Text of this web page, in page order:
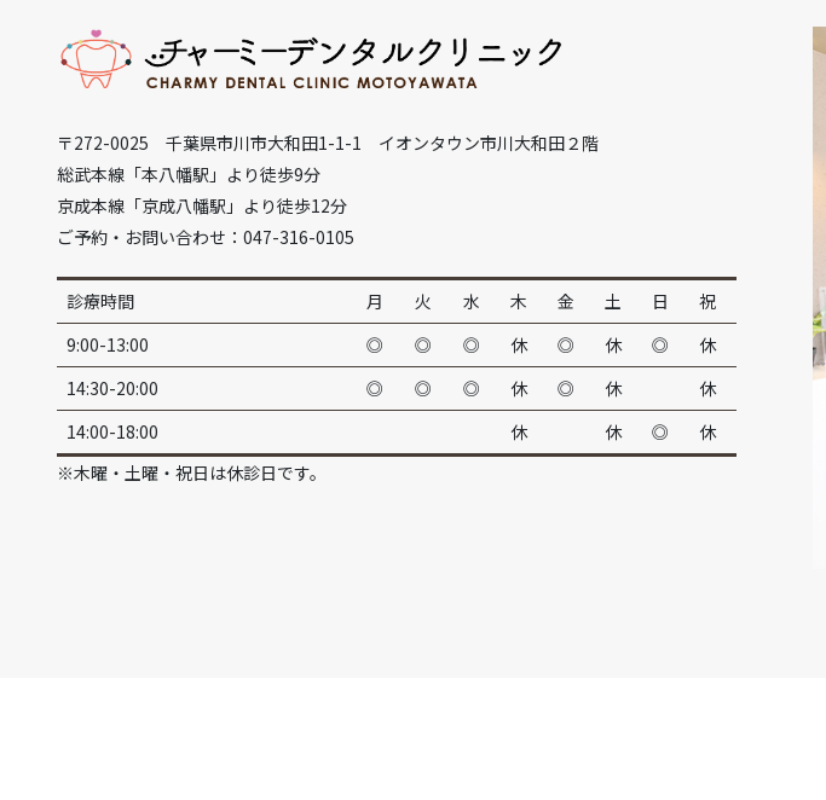
〒272-0025 千葉県市川市大和田1-1-1 イオンタウン市川大和田２階
総武本線「本八幡駅」より徒歩9分
京成本線「京成八幡駅」より徒歩12分
ご予約・お問い合わせ：047-316-0105
診療時間 月 火 水 木 金 土 日
祝
9:00-13:00
◎ ◎ ◎ 休 ◎ 休 ◎
休
14:30-20:00
◎ ◎ ◎ 休 ◎ 休
休
14:00-18:00
休 休 ◎
休
※木曜・土曜・祝日は休診日です。